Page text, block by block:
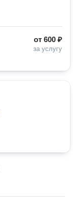
от 600 ₽
за услугу